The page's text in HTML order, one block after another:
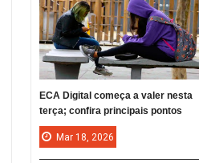
ECA Digital começa a valer nesta
terça; confira principais pontos
Mar 18, 2026